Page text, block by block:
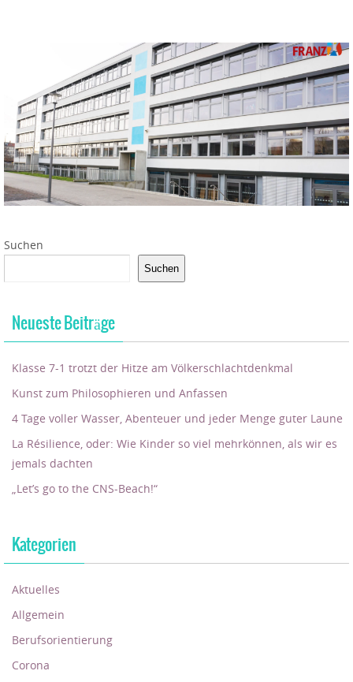
Suchen
Suchen
Neueste Beiträge
Klasse 7-1 trotzt der Hitze am Völkerschlachtdenkmal
Kunst zum Philosophieren und Anfassen
4 Tage voller Wasser, Abenteuer und jeder Menge guter Laune
La Résilience, oder: Wie Kinder so viel mehrkönnen, als wir es
jemals dachten
„Let’s go to the CNS-Beach!“
Kategorien
Aktuelles
Allgemein
Berufsorientierung
Corona